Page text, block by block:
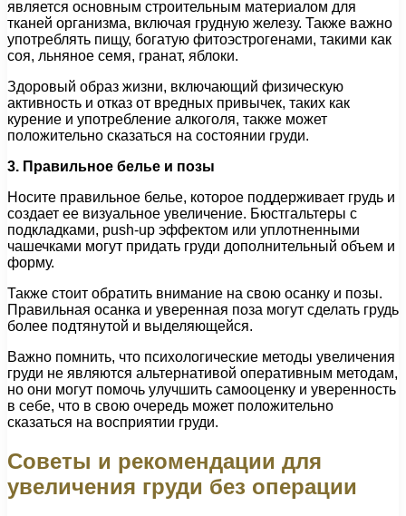
является основным строительным материалом для
тканей организма, включая грудную железу. Также важно
употреблять пищу, богатую фитоэстрогенами, такими как
соя, льняное семя, гранат, яблоки.
Здоровый образ жизни, включающий физическую
активность и отказ от вредных привычек, таких как
курение и употребление алкоголя, также может
положительно сказаться на состоянии груди.
3. Правильное белье и позы
Носите правильное белье, которое поддерживает грудь и
создает ее визуальное увеличение. Бюстгальтеры с
подкладками, push-up эффектом или уплотненными
чашечками могут придать груди дополнительный объем и
форму.
Также стоит обратить внимание на свою осанку и позы.
Правильная осанка и уверенная поза могут сделать грудь
более подтянутой и выделяющейся.
Важно помнить, что психологические методы увеличения
груди не являются альтернативой оперативным методам,
но они могут помочь улучшить самооценку и уверенность
в себе, что в свою очередь может положительно
сказаться на восприятии груди.
Советы и рекомендации для
увеличения груди без операции